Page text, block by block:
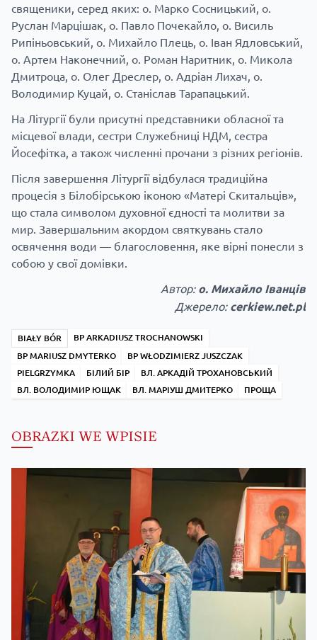
священики, серед яких: о. Марко Сосницький, о.
Руслан Марцішак, о. Павло Почекайло, о. Висиль
Рипіньовський, о. Михайло Плець, о. Іван Ядловський,
о. Артем Наконечний, о. Роман Наритник, о. Микола
Дмитроца, о. Олег Дреслер, о. Адріан Лихач, о.
Володимир Куцай, о. Станіслав Тарапацький.
На Літургії були присутні представники обласної та
місцевої влади, сестри Служебниці НДМ, сестра
Йосефітка, а також численні прочани з різних регіонів.
Після завершення Літургії відбулася традиційна
процесія з Білобірською іконою «Матері Скитальців»,
що стала символом духовної єдності та молитви за
мир. Завершальним акордом святкувань стало
освячення води — благословення, яке вірні понесли з
собою у свої домівки.
Автор: о. Михайло Іванців
Джерело: cerkiew.net.pl
BIAŁY BÓR
BP ARKADIUSZ TROCHANOWSKI
BP MARIUSZ DMYTERKO
BP WŁODZIMIERZ JUSZCZAK
PIELGRZYMKA
БІЛИЙ БІР
ВЛ. АРКАДІЙ ТРОХАНОВСЬКИЙ
ВЛ. ВОЛОДИМИР ЮЩАК
ВЛ. МАРІУШ ДМИТЕРКО ПРОЩА
OBRAZKI WE WPISIE